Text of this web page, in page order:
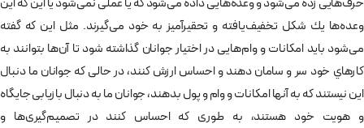
وعده‌ها يك شكل تخفيف‌يافته و تحقيرآميز به خود می‌گيرند. مثل اين كه گفته
می‌شود باید امكانات و وام‌هايی در اختیار جوانان گذاشته شود تا آن‌ها بتوانند به
كارهاي خود سر و سامان دهند و احساس ارزش كنند، در حالی كه جوانان ما دنبال
اين نيستند كه به آنها امكانات و وام و پول بدهند، جوانان ما به دنبال بازيابی جايگاه
و هويت خود هستند، به طوری كه احساس كنند در تصميم‌گيری‌ها و